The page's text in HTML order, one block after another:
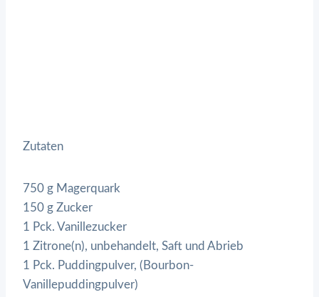
Zutaten
750 g Magerquark
150 g Zucker
1 Pck. Vanillezucker
1 Zitrone(n), unbehandelt, Saft und Abrieb
1 Pck. Puddingpulver, (Bourbon-
Vanillepuddingpulver)